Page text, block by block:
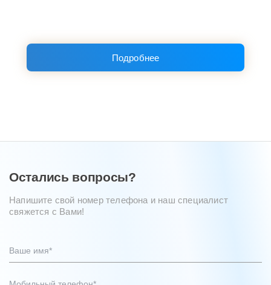
Подробнее
Остались вопросы?
Напишите свой номер телефона и наш специалист
свяжется с Вами!